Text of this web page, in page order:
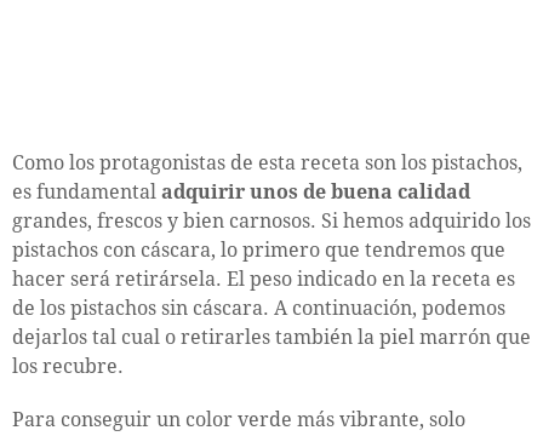
Como los protagonistas de esta receta son los pistachos,
es fundamental adquirir unos de buena calidad
grandes, frescos y bien carnosos. Si hemos adquirido los
pistachos con cáscara, lo primero que tendremos que
hacer será retirársela. El peso indicado en la receta es
de los pistachos sin cáscara. A continuación, podemos
dejarlos tal cual o retirarles también la piel marrón que
los recubre.
Para conseguir un color verde más vibrante, solo